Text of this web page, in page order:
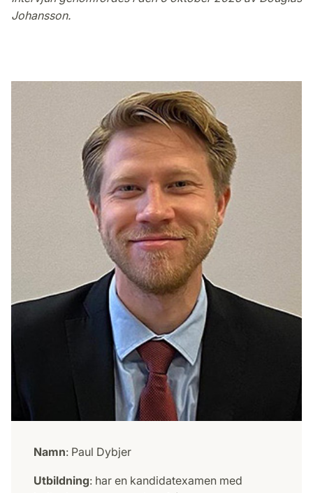
Johansson.
Namn: Paul Dybjer
Utbildning: har en kandidatexamen med